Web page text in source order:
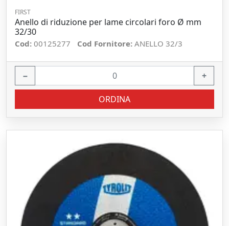
FIRST
Anello di riduzione per lame circolari foro Ø mm
32/30
Cod: 00125277 Cod Fornitore: ANELLO 32/3
− +
ORDINA